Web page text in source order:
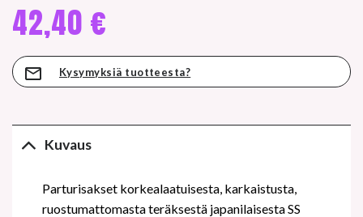
42,40 €
Kysymyksiä tuotteesta?
Kuvaus
Parturisakset korkealaatuisesta, karkaistusta,
ruostumattomasta teräksestä japanilaisesta SS